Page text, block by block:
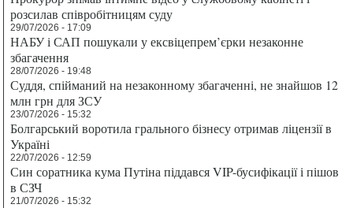
розсилав співробітницям суду
29/07/2026 - 17:09
НАБУ і САП пошукали у ексвіцепрем’єрки незаконне
збагачення
28/07/2026 - 19:48
Суддя, спійманий на незаконному збагаченні, не знайшов 12
млн грн для ЗСУ
23/07/2026 - 15:32
Болгарський воротила грального бізнесу отримав ліцензії в
Україні
22/07/2026 - 12:59
Син соратника кума Путіна піддався VIP-бусифікації і пішов
в СЗЧ
21/07/2026 - 15:32